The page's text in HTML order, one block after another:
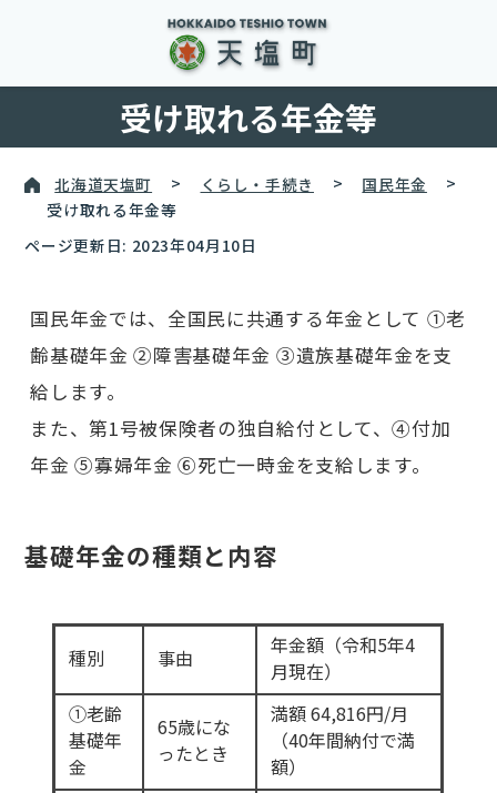
受け取れる年金等
北海道天塩町 > くらし・手続き > 国民年金
>
受け取れる年金等
ページ更新日: 2023年04月10日
国民年金では、全国民に共通する年金として ①老
齢基礎年金 ②障害基礎年金 ③遺族基礎年金を支
給します。
また、第1号被保険者の独自給付として、④付加
年金 ⑤寡婦年金 ⑥死亡一時金を支給します。
基礎年金の種類と内容
種別 事由
年金額（令和5年4
月現在）
①老齢
基礎年
金
65歳にな
ったとき
満額 64,816円/月
（40年間納付で満
額）